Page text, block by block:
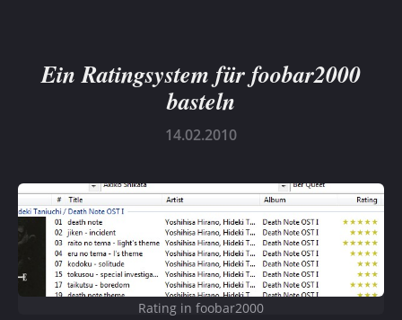
Ein Ratingsystem für foobar2000
basteln
14.02.2010
Rating in foobar2000